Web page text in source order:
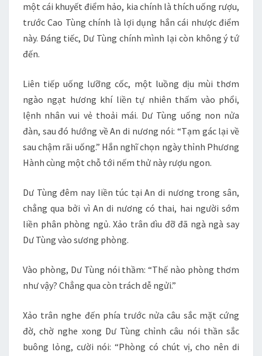
một cái khuyết điểm hảo, kia chính là thích uống rượu,
trước Cao Tùng chính là lợi dụng hắn cái nhược điểm
này. Đáng tiếc, Dư Tùng chính mình lại còn không ý tứ
đến.
Liên tiếp uống lưỡng cốc, một luồng dịu mùi thơm
ngào ngạt hương khí liền tự nhiên thấm vào phổi,
lệnh nhân vui vẻ thoải mái. Dư Tùng uống non nửa
đàn, sau đó hướng về An di nương nói: “Tạm gác lại về
sau chậm rãi uống.” Hắn nghĩ chọn ngày thỉnh Phương
Hành cùng một chỗ tới nếm thử này rượu ngon.
Dư Tùng đêm nay liền túc tại An di nương trong sân,
chẳng qua bởi vì An di nương có thai, hai người sớm
liền phân phòng ngủ. Xảo trân dìu đỡ đã ngà ngà say
Dư Tùng vào sương phòng.
Vào phòng, Dư Tùng nói thầm: “Thế nào phòng thơm
như vậy? Chẳng qua còn trách dễ ngửi.”
Xảo trân nghe đến phía trước nửa câu sắc mặt cứng
đờ, chờ nghe xong Dư Tùng chỉnh câu nói thần sắc
buông lỏng, cười nói: “Phòng có chút vị, cho nên di